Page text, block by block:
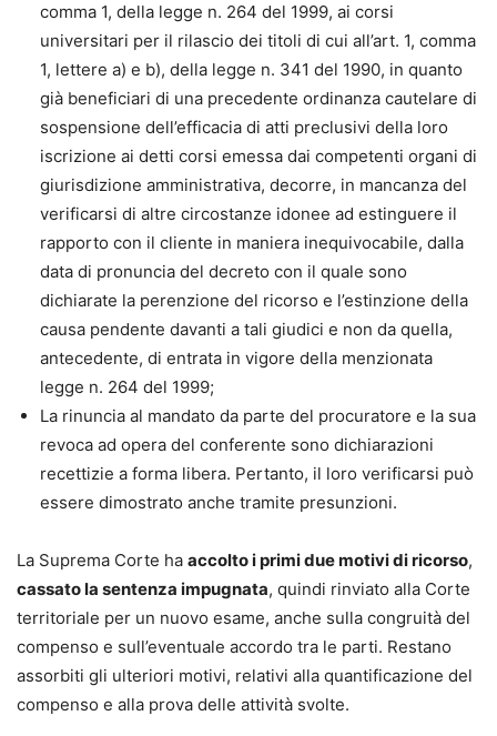
comma 1, della legge n. 264 del 1999, ai corsi
universitari per il rilascio dei titoli di cui all’art. 1, comma
1, lettere a) e b), della legge n. 341 del 1990, in quanto
già beneficiari di una precedente ordinanza cautelare di
sospensione dell’efficacia di atti preclusivi della loro
iscrizione ai detti corsi emessa dai competenti organi di
giurisdizione amministrativa, decorre, in mancanza del
verificarsi di altre circostanze idonee ad estinguere il
rapporto con il cliente in maniera inequivocabile, dalla
data di pronuncia del decreto con il quale sono
dichiarate la perenzione del ricorso e l’estinzione della
causa pendente davanti a tali giudici e non da quella,
antecedente, di entrata in vigore della menzionata
legge n. 264 del 1999;
La rinuncia al mandato da parte del procuratore e la sua
revoca ad opera del conferente sono dichiarazioni
recettizie a forma libera. Pertanto, il loro verificarsi può
essere dimostrato anche tramite presunzioni.
La Suprema Corte ha accolto i primi due motivi di ricorso,
cassato la sentenza impugnata, quindi rinviato alla Corte
territoriale per un nuovo esame, anche sulla congruità del
compenso e sull’eventuale accordo tra le parti. Restano
assorbiti gli ulteriori motivi, relativi alla quantificazione del
compenso e alla prova delle attività svolte.